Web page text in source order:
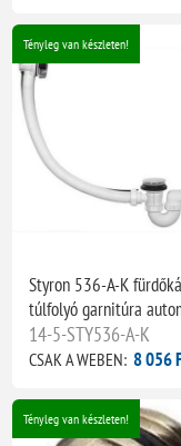
Tényleg van készleten!
Styron 536-A-K
túlfolyó garnitúra
14-5-STY536-A-K
CSAK A WEBEN: 8 056
Tényleg van készleten!